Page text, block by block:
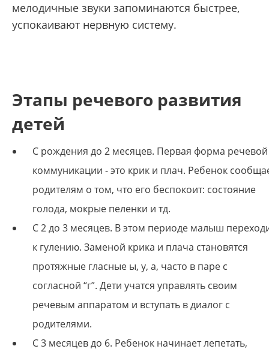
мелодичные звуки запоминаются быстрее,
успокаивают нервную систему.
Этапы речевого развития
детей
С рождения до 2 месяцев. Первая форма речевой
коммуникации - это крик и плач. Ребенок
родителям о том, что его беспокоит: состояние
голода, мокрые пеленки и тд.
С 2 до 3 месяцев. В этом периоде малыш
к гулению. Заменой крика и плача становятся
протяжные гласные ы, у, а, часто в паре с
согласной “г”. Дети учатся управлять своим
речевым аппаратом и вступать в диалог с
родителями.
С 3 месяцев до 6. Ребенок начинает лепетать,